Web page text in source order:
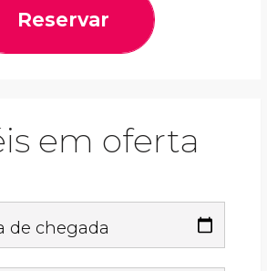
Reservar
em oferta
de chegada